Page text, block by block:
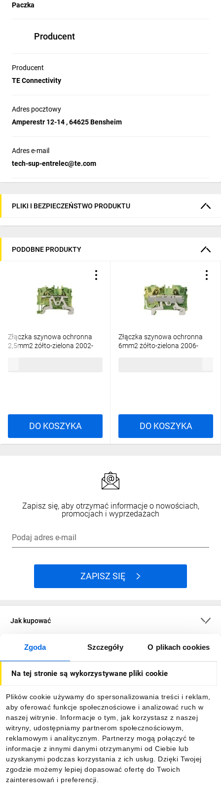
Zgoda Szczegóły O plikach cookies
Na tej stronie są wykorzystywane pliki cookie
Plików cookie używamy do spersonalizowania treści i reklam,
aby oferować funkcje społecznościowe i analizować ruch w
naszej witrynie. Informacje o tym, jak korzystasz z naszej
witryny, udostępniamy partnerom społecznościowym,
reklamowym i analitycznym. Partnerzy mogą połączyć te
informacje z innymi danymi otrzymanymi od Ciebie lub
uzyskanymi podczas korzystania z ich usług. Dzięki Twojej
zgodzie możemy lepiej dopasować ofertę do Twoich
zainteresowań i preferencji.
Paczka
Producent
Producent
TE Connectivity
Adres pocztowy
Amperestr 12-14 , 64625 Bensheim
Adres e-mail
tech-sup-entrelec@te.com
PLIKI I BEZPIECZEŃSTWO PRODUKTU
PODOBNE PRODUKTY
Złączka szynowa ochronna
2,5mm2 żółto-zielona 2002-
DO KOSZYKA
Złączka szynowa ochronna
6mm2 żółto-zielona 2006-
DO KOSZYKA
Zapisz się, aby otrzymać informacje o nowościach,
promocjach i wyprzedażach
Podaj adres e-mail
ZAPISZ SIĘ
Jak kupować
O firmie
Informacje
Pobierz naszą aplikację mobilną: